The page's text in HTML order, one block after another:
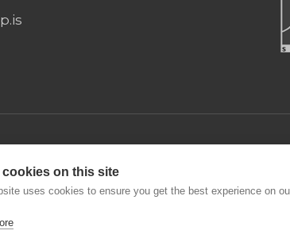
on this site
uses cookies to ensure you get the best experience on